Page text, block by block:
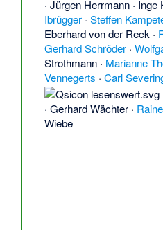
·Jürgen Herrmann · Inge
Ibrügger ·Steffen
Eberhard von der Reck ·
Gerhard Schröder ·
Strothmann · Marianne
Vennegerts ·Carl
·Gerhard Wächter ·
Wiebe